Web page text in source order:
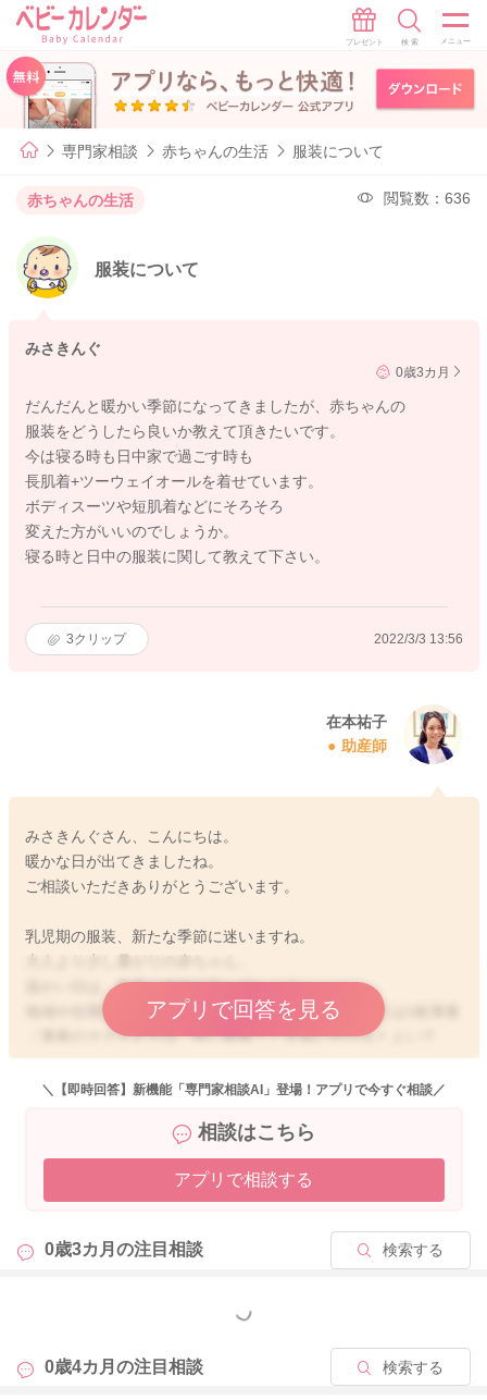
専門家相談 赤ちゃんの生活 服装について
赤ちゃんの生活 閲覧数：636
服装について
みさきんぐ
0歳3カ月
だんだんと暖かい季節になってきましたが、赤ちゃんの
服装をどうしたら良いか教えて頂きたいです。
今は寝る時も日中家で過ごす時も
長肌着+ツーウェイオールを着せています。
ボディスーツや短肌着などにそろそろ
変えた方がいいのでしょうか。
寝る時と日中の服装に関して教えて下さい。
3クリップ 2022/3/3 13:56
在本祐子
助産師
みさきんぐさん、こんにちは。
暖かな日が出てきましたね。
ご相談いただきありがとうございます。
乳児期の服装、新たな季節に迷いますね。
温かい日は、肌着は半袖で良いでしょう。
地域や住環境により違いがありますが、ママさんよりは1枚薄着
〔薄着のママさんでは、同じ枚数！〕を気にかけるとよいで
す！
アプリで回答を見る
＼【即時回答】新機能「専門家相談AI」登場！アプリで今すぐ相談／
相談はこちら
アプリで相談する
0歳3カ月の注目相談 検索する
もっと見る
0歳4カ月の注目相談 検索する